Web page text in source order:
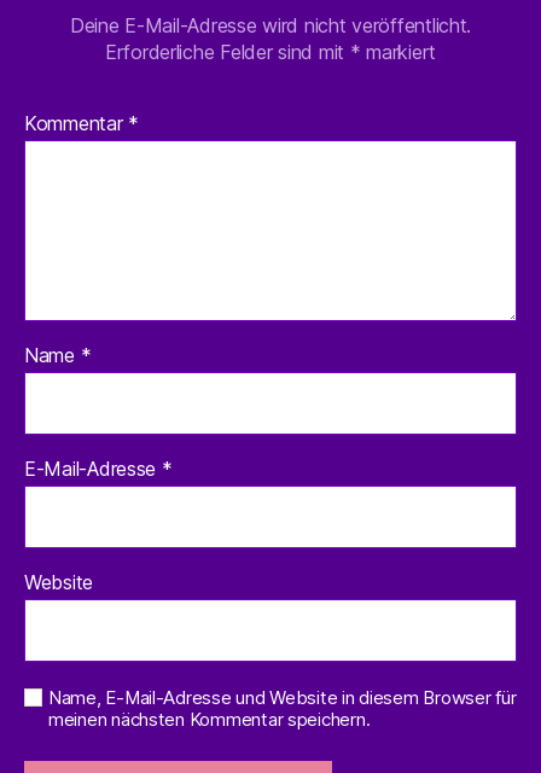
Deine E-Mail-Adresse wird nicht veröffentlicht.
Erforderliche Felder sind mit * markiert
Kommentar *
Name *
E-Mail-Adresse *
Website
Name, E-Mail-Adresse und Website in diesem Browser für
meinen nächsten Kommentar speichern.